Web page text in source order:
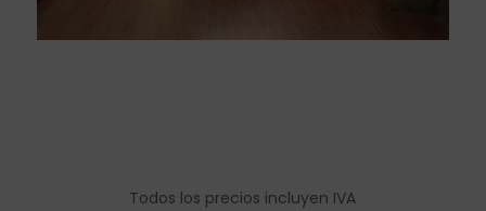
Todos los precios incluyen IVA